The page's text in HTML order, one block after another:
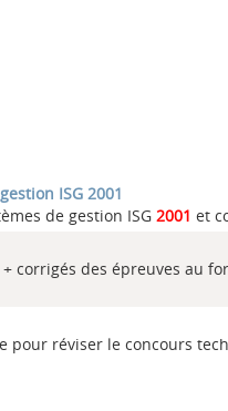
ISG 2001
de gestion ISG2001 et
corrigés des épreuves au
réviser le concours